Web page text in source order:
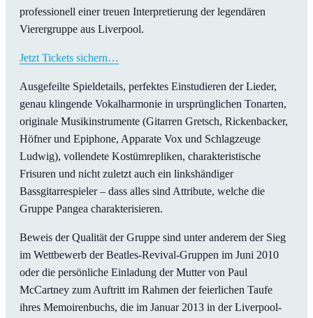
professionell einer treuen Interpretierung der legendären
Vierergruppe aus Liverpool.
Jetzt Tickets sichern…
Ausgefeilte Spieldetails, perfektes Einstudieren der Lieder,
genau klingende Vokalharmonie in ursprünglichen Tonarten,
originale Musikinstrumente (Gitarren Gretsch, Rickenbacker,
Höfner und Epiphone, Apparate Vox und Schlagzeuge
Ludwig), vollendete Kostümrepliken, charakteristische
Frisuren und nicht zuletzt auch ein linkshändiger
Bassgitarrespieler – dass alles sind Attribute, welche die
Gruppe Pangea charakterisieren.
Beweis der Qualität der Gruppe sind unter anderem der Sieg
im Wettbewerb der Beatles-Revival-Gruppen im Juni 2010
oder die persönliche Einladung der Mutter von Paul
McCartney zum Auftritt im Rahmen der feierlichen Taufe
ihres Memoirenbuchs, die im Januar 2013 in der Liverpool-